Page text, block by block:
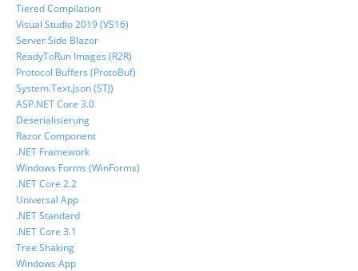
Tiered Compilation
Visual Studio 2019 (VS16)
Server Side Blazor
ReadyToRun Images (R2R)
Protocol Buffers (ProtoBuf)
System.Text.Json (STJ)
ASP.NET Core 3.0
Deserialisierung
Razor Component
.NET Framework
Windows Forms (WinForms)
.NET Core 2.2
Universal App
.NET Standard
.NET Core 3.1
Tree Shaking
Windows App